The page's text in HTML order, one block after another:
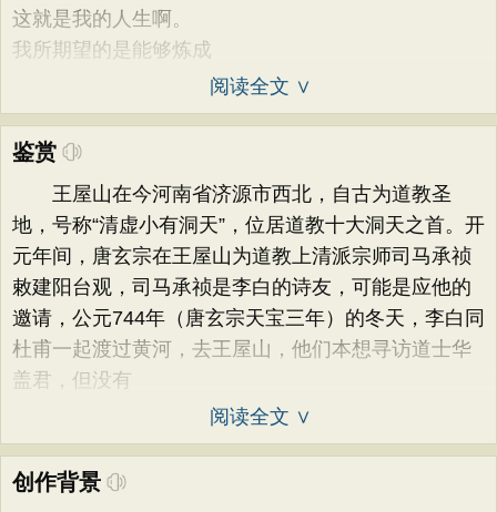
这就是我的人生啊。
我所期望的是能够炼成
阅读全文 ∨
鉴赏
王屋山在今河南省济源市西北，自古为道教圣
地，号称“清虚小有洞天”，位居道教十大洞天之首。开
元年间，唐玄宗在王屋山为道教上清派宗师司马承祯
敕建阳台观，司马承祯是李白的诗友，可能是应他的
邀请，公元744年（唐玄宗天宝三年）的冬天，李白同
杜甫一起渡过黄河，去王屋山，他们本想寻访道士华
盖君，但没有
阅读全文 ∨
创作背景